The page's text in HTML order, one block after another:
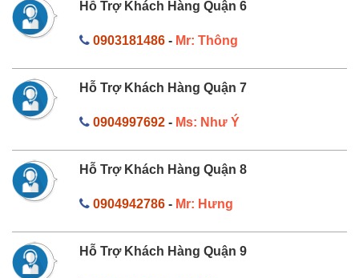
Hỗ Trợ Khách Hàng Quận 6
0903181486- Mr: Thông
Hỗ Trợ Khách Hàng Quận 7
0904997692- Ms: Như Ý
Hỗ Trợ Khách Hàng Quận 8
0904942786- Mr: Hưng
Hỗ Trợ Khách Hàng Quận 9